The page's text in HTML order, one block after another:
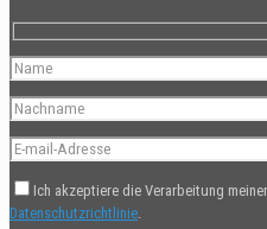
Ich akzeptiere die Verarbeitung
Datenschutzrichtlinie.